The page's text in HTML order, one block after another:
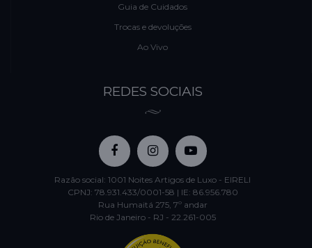
Guia de Cuidados
Trocas e devoluções
Ao Vivo
REDES SOCIAIS
Razão social: 1001 Noites Artigos de Luxo - EIRELI
CPNJ: 78.931.433/0001-58 | IE: 86.956.780
Rua Humaitá 275, 7º andar
Rio de Janeiro - RJ - 22.261-005